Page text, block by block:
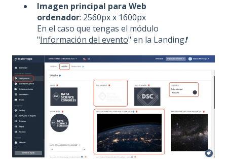
Imagen principal para Web
ordenador: 2560px x 1600px
En el caso que tengas el módulo
"Información del evento" en la Landing❗